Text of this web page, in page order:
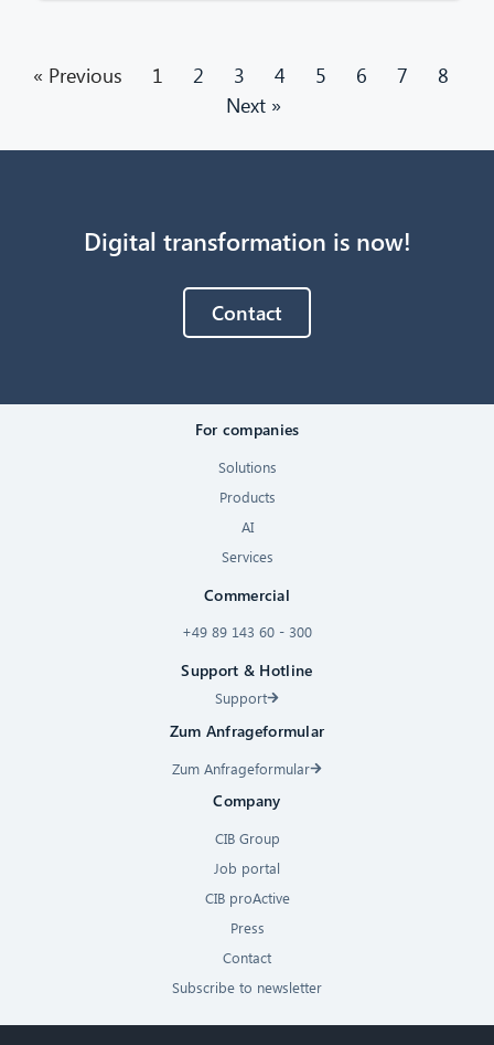
« Previous 1 2 3 4 5 6 7
8
Next »
Digital transformation is now!
Contact
For companies
Solutions
Products
AI
Services
Commercial
+49 89 143 60 - 300
Support & Hotline
Support
Zum Anfrageformular
Zum Anfrageformular
Company
CIB Group
Job portal
CIB proActive
Press
Contact
Subscribe to newsletter